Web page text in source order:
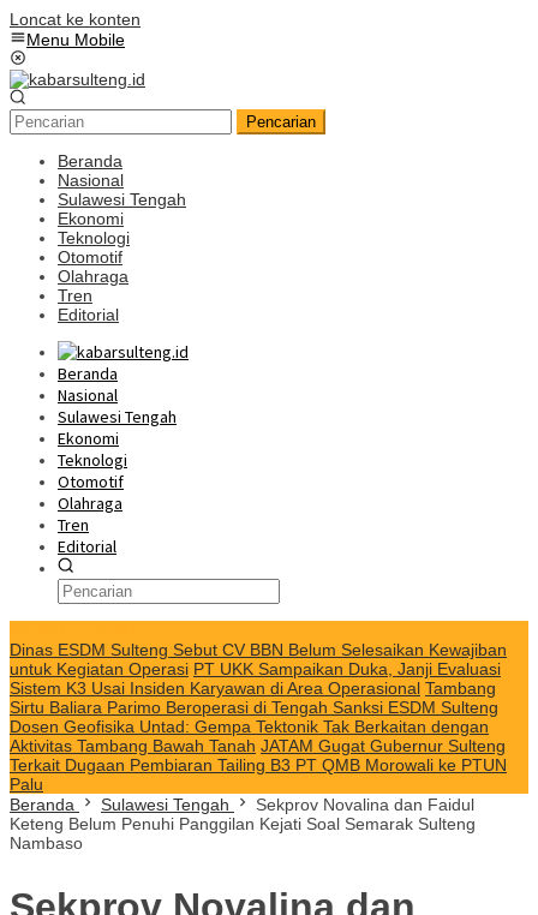
Loncat ke konten
Menu Mobile
Pencarian
Beranda
Nasional
Sulawesi Tengah
Ekonomi
Teknologi
Otomotif
Olahraga
Tren
Editorial
Beranda
Nasional
Sulawesi Tengah
Ekonomi
Teknologi
Otomotif
Olahraga
Tren
Editorial
Dinas ESDM Sulteng Sebut CV BBN Belum Selesaikan Kewajiban
untuk Kegiatan Operasi PT UKK Sampaikan Duka, Janji Evaluasi
Sistem K3 Usai Insiden Karyawan di Area Operasional Tambang
Sirtu Baliara Parimo Beroperasi di Tengah Sanksi ESDM Sulteng
Dosen Geofisika Untad: Gempa Tektonik Tak Berkaitan dengan
Aktivitas Tambang Bawah Tanah JATAM Gugat Gubernur Sulteng
Terkait Dugaan Pembiaran Tailing B3 PT QMB Morowali ke PTUN
Palu
Beranda
Sulawesi Tengah
Sekprov Novalina dan Faidul
Keteng Belum Penuhi Panggilan Kejati Soal Semarak Sulteng
Nambaso
Sekprov Novalina dan